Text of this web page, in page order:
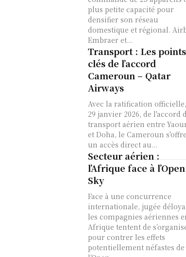
plus petite capacité pour
densifier son réseau
domestique et régional.
Embraer et...
Transport : Les points
clés de l’accord
Cameroun – Qatar
Airways
Avec la ratification
29 janvier 2026, de l'accord
transport aérien entre
et Doha, le Cameroun s'offre
un accès direct au...
Secteur aérien :
l’Afrique face à l’Open
Sky
Face à une concurrence
internationale, jugée
les compagnies aériennes
Afrique tentent de
pour contrer les effets
potentiellement néfastes de